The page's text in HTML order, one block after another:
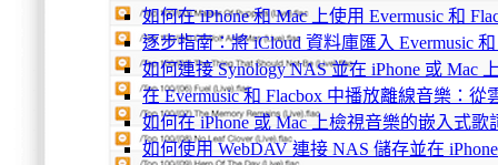
如何在 iPhone 和 Mac 上使用 Evermusic 和
逐步指南：將 iCloud 資料庫匯入 Evermusic 和
如何連接 Synology NAS 並在 iPhone 或 Mac
在 Evermusic 和 Flacbox 中播放離線音樂：
如何在 iPhone 或 Mac 上檢視音樂的嵌入式
如何使用 WebDAV 連接 NAS 儲存並在